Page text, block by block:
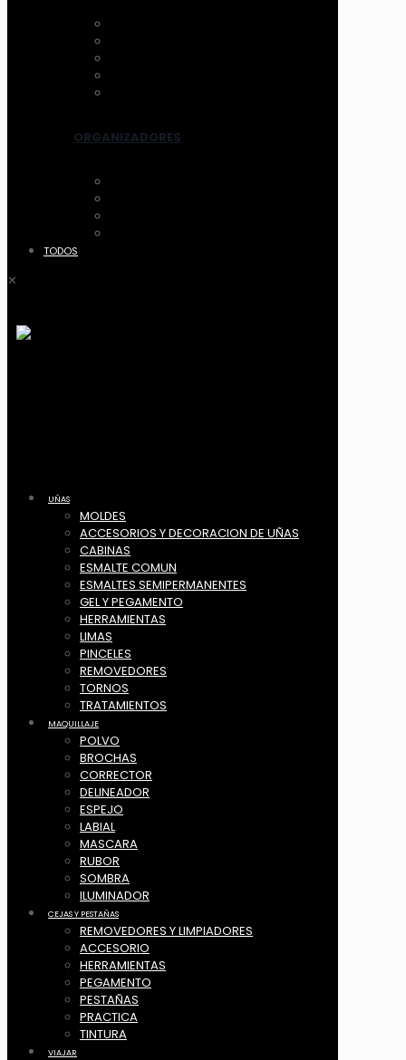
ORGANIZADORES
TODOS
✕
UÑAS
MOLDES
ACCESORIOS Y DECORACION DE UÑAS
CABINAS
ESMALTE COMUN
ESMALTES SEMIPERMANENTES
GEL Y PEGAMENTO
HERRAMIENTAS
LIMAS
PINCELES
REMOVEDORES
TORNOS
TRATAMIENTOS
MAQUILLAJE
POLVO
BROCHAS
CORRECTOR
DELINEADOR
ESPEJO
LABIAL
MASCARA
RUBOR
SOMBRA
ILUMINADOR
CEJAS Y PESTAÑAS
REMOVEDORES Y LIMPIADORES
ACCESORIO
HERRAMIENTAS
PEGAMENTO
PESTAÑAS
PRACTICA
TINTURA
VIAJAR